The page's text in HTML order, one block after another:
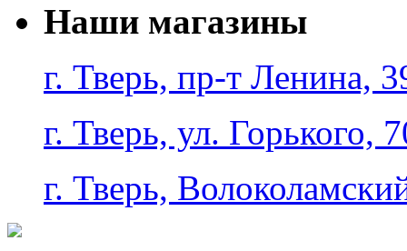
Наши магазины
г. Тверь, пр-т Ленина,
г. Тверь, ул. Горького,
г. Тверь,